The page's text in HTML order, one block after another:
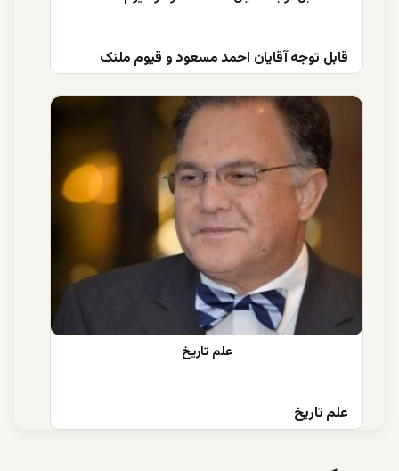
قابل توجه آقایان احمد مسعود و قیوم ملنک
علم تاریخ